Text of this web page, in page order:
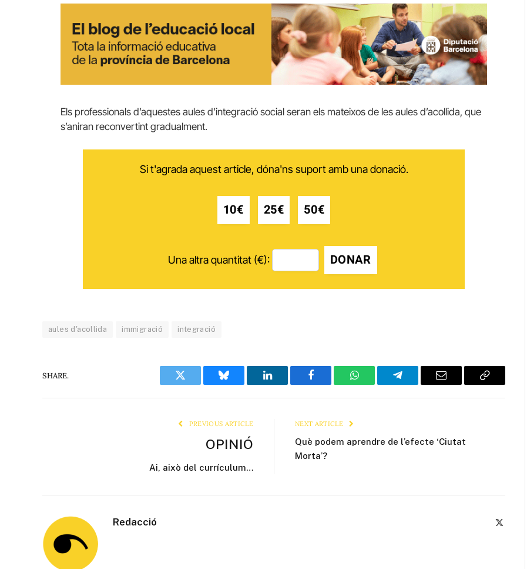
Els professionals d’aquestes aules d’integració social seran els mateixos de les aules d’acollida, que
s’aniran reconvertint gradualment.
Si t'agrada aquest article, dóna'ns suport amb una donació.
10€ 25€ 50€
Una altra quantitat (€): DONAR
aules d'acollida immigració integració
SHARE.
Twitter Bluesky LinkedIn Facebook WhatsAppTelegram Email
Copy
PREVIOUS ARTICLE
OPINIÓ
Ai, això del currículum…
NEXT ARTICLE
Què podem aprendre de l’efecte ‘Ciutat
Morta’?
Redacció